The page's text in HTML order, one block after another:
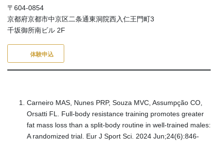
〒604-0854
京都府京都市中京区二条通東洞院西入仁王門町3
千坂御所南ビル 2F
体験申込
Carneiro MAS, Nunes PRP, Souza MVC, Assumpção CO,
Orsatti FL. Full-body resistance training promotes greater
fat mass loss than a split-body routine in well-trained males:
A randomized trial. Eur J Sport Sci. 2024 Jun;24(6):846-